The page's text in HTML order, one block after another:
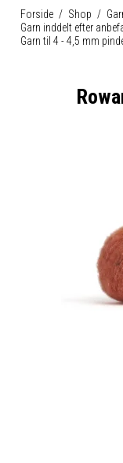
Forside / Shop /
Garn inddelt efter
Garn til 4 - 4,5 mm